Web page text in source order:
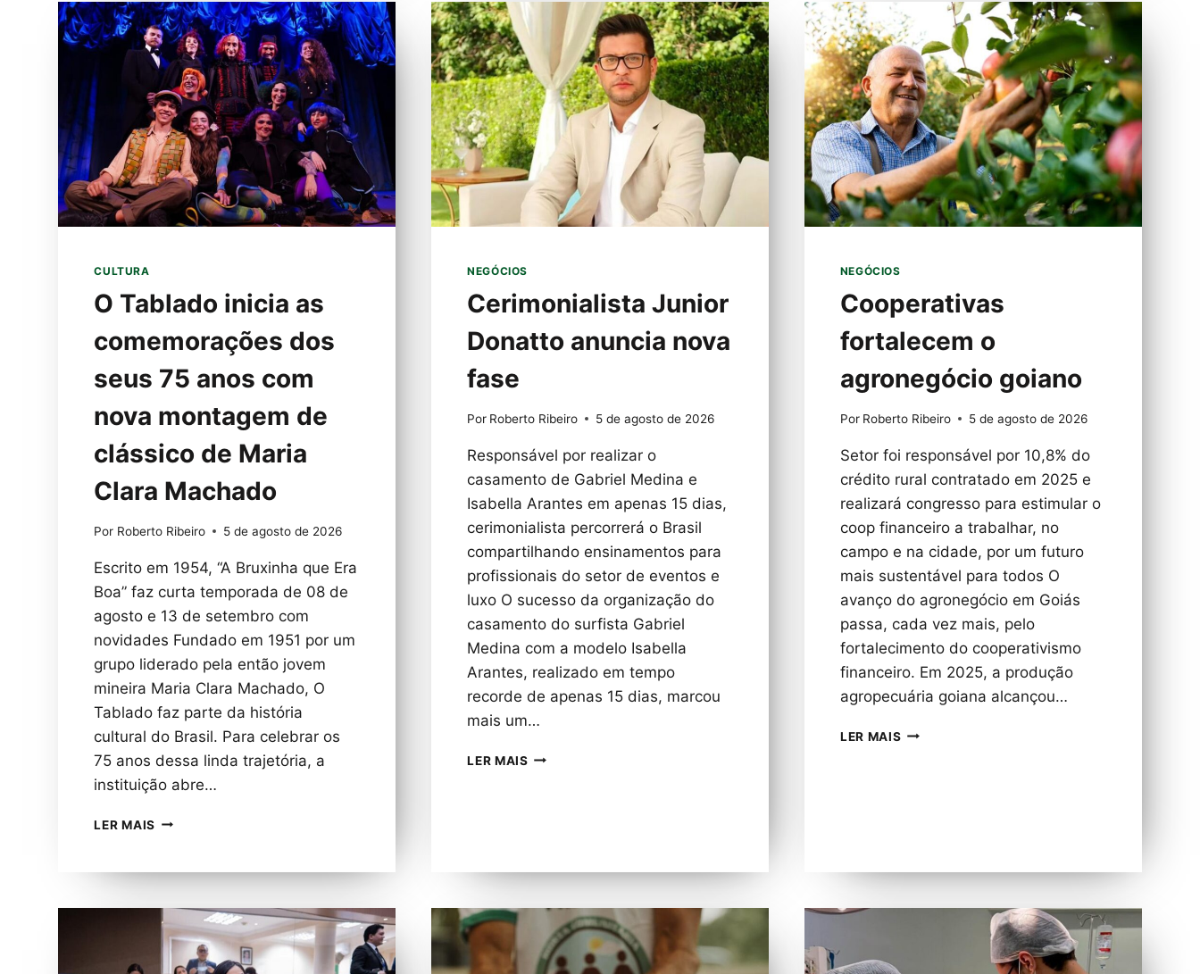
CADA
VEZ
MAIS
EMPRESÁRIOS
EXPANDEM
SEUS
NEGÓCIOS
PARA
OS
ESTADOS
UNIDOS
ATUAÇÃO
NACIONAL
E
AJUDA
BRASILEIROS
A
COMPREENDEREM
OS
VERDADEIROS
CRITÉRIOS
DE
APROVAÇÃO
CULTURA
O Tablado inicia as
comemorações dos
seus 75 anos com
nova montagem de
clássico de Maria
Clara Machado
Por Roberto Ribeiro 5 de agosto de 2026
Escrito em 1954, “A Bruxinha que Era
Boa” faz curta temporada de 08 de
agosto e 13 de setembro com
novidades Fundado em 1951 por um
grupo liderado pela então jovem
mineira Maria Clara Machado, O
Tablado faz parte da história
cultural do Brasil. Para celebrar os
75 anos dessa linda trajetória, a
instituição abre…
LER MAIS O
AS
DOS
SEUS
75
ANOS
NEGÓCIOS
Cerimonialista Junior
Donatto anuncia nova
fase
Por Roberto Ribeiro 5 de agosto de 2026
Responsável por realizar o
casamento de Gabriel Medina e
Isabella Arantes em apenas 15 dias,
cerimonialista percorrerá o Brasil
compartilhando ensinamentos para
profissionais do setor de eventos e
luxo O sucesso da organização do
casamento do surfista Gabriel
Medina com a modelo Isabella
Arantes, realizado em tempo
recorde de apenas 15 dias, marcou
mais um…
LER MAIS CERIMONIALISTA
NEGÓCIOS
Cooperativas
fortalecem o
agronegócio goiano
Por Roberto Ribeiro 5 de agosto de 2026
Setor foi responsável por 10,8% do
crédito rural contratado em 2025 e
realizará congresso para estimular o
coop financeiro a trabalhar, no
campo e na cidade, por um futuro
mais sustentável para todos O
avanço do agronegócio em Goiás
passa, cada vez mais, pelo
fortalecimento do cooperativismo
financeiro. Em 2025, a produção
agropecuária goiana alcançou…
LER MAIS COOPERATIVAS